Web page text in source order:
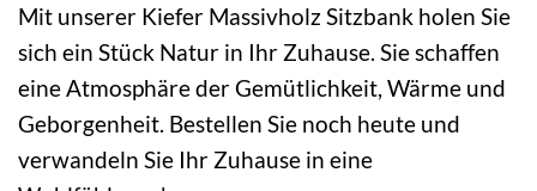
Mit unserer Kiefer Massivholz Sitzbank holen Sie
sich ein Stück Natur in Ihr Zuhause. Sie schaffen
eine Atmosphäre der Gemütlichkeit, Wärme und
Geborgenheit. Bestellen Sie noch heute und
verwandeln Sie Ihr Zuhause in eine